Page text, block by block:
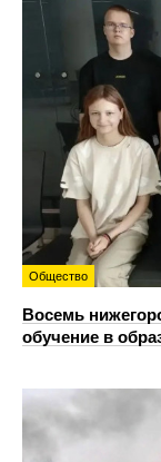
Общество
Восемь
обучение в